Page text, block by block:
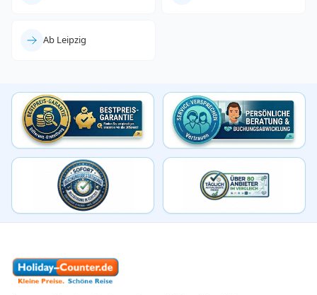
Ab Leipzig